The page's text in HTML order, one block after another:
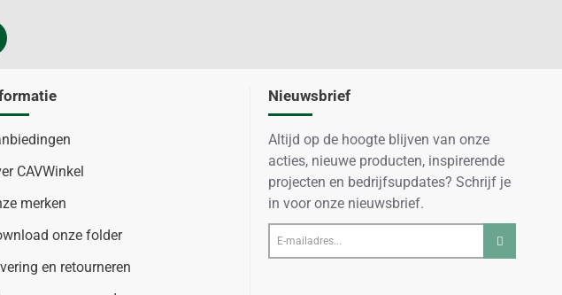
CAVWinkel
merken
onze folder
en retourneren
Nieuwsbrief
Altijd op de hoogte blijven van onze
acties, nieuwe producten, inspirerende
projecten en bedrijfsupdates? Schrijf je
in voor onze nieuwsbrief.
E-
mailadres...